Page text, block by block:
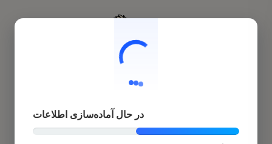
Arrival date
در حال آماده‌سازی اطلاعات